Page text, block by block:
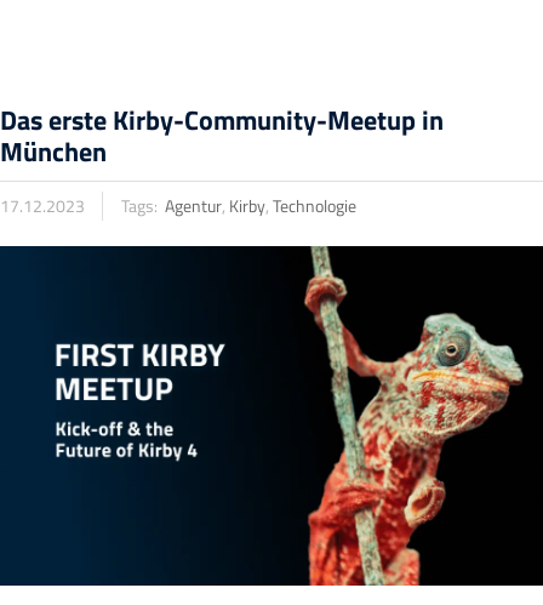
Das erste Kirby-Community-Meetup in
München
17.12.2023 Tags: Agentur, Kirby,Technologie